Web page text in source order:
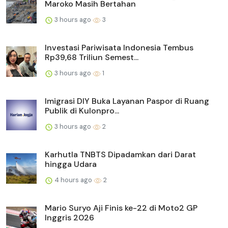
Maroko Masih Bertahan
3 hours ago 3
Investasi Pariwisata Indonesia Tembus
Rp39,68 Triliun Semest...
3 hours ago 1
Imigrasi DIY Buka Layanan Paspor di Ruang
Publik di Kulonpro...
3 hours ago 2
Karhutla TNBTS Dipadamkan dari Darat
hingga Udara
4 hours ago 2
Mario Suryo Aji Finis ke-22 di Moto2 GP
Inggris 2026